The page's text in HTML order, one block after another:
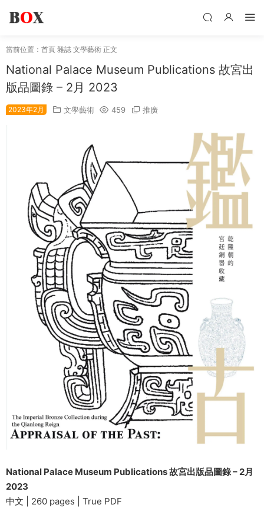
當前位置： 首頁 雜誌 文學藝術 正文
National Palace Museum Publications 故宮出
版品圖錄 – 2月 2023
2023年2月 文學藝術 459 推廣
National Palace Museum Publications 故宮出版品圖錄 – 2月
2023
中文 | 260 pages | True PDF